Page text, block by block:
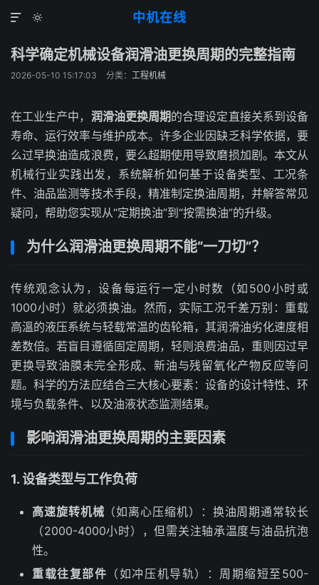
中机在线


科学确定机械设备润滑油更换周期的完整指南
2026-05-10 15:17:03 分类： 工程机械
在工业生产中， 润滑油更换周期的合理设定直接关系到设备
寿命、运行效率与维护成本。许多企业因缺乏科学依据，要
么过早换油造成浪费，要么超期使用导致磨损加剧。本文从
机械行业实践出发，系统解析如何基于设备类型、工况条
件、油品监测等技术手段，精准制定换油周期，并解答常见
疑问，帮助您实现从“定期换油”到“按需换油”的升级。
为什么润滑油更换周期不能“一刀切”？
传统观念认为，设备每运行一定小时数（如500小时或
1000小时）就必须换油。然而，实际工况千差万别：重载
高溫的液压系统与轻载常温的齿轮箱，其润滑油劣化速度相
差数倍。若盲目遵循固定周期，轻则浪费油品，重则因过早
更换导致油膜未完全形成、新油与残留氧化产物反应等问
题。科学的方法应结合三大核心要素：设备的设计特性、环
境与负载条件、以及油液状态监测结果。
影响润滑油更换周期的主要因素
1. 设备类型与工作负荷
高速旋转机械 （如离心压缩机）：换油周期通常较长
（2000-4000小时），但需关注轴承温度与油品抗泡
性。
重载往复部件 （如冲压机导轨）：周期缩短至500-